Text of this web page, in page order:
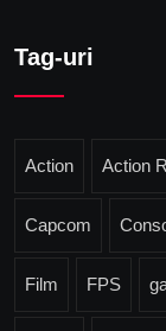
Tag-uri
Action Action
Capcom
Film FPS